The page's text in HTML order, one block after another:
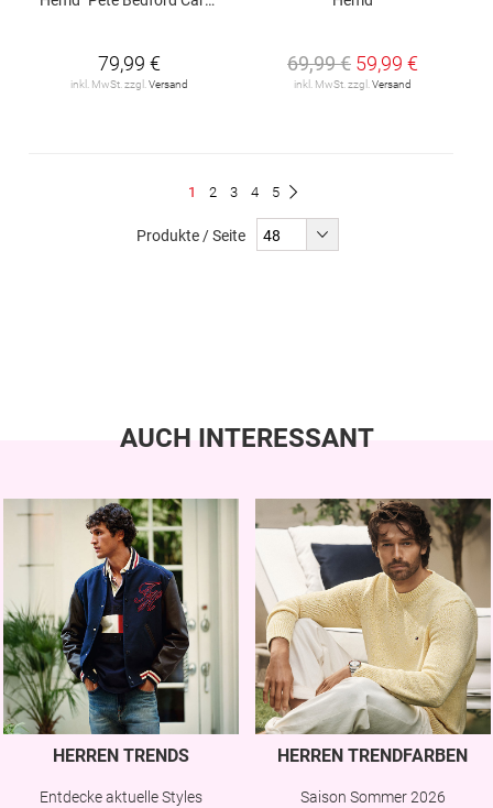
79,99 €
inkl. MwSt. zzgl. Versand
69,99 € 59,99 €
inkl. MwSt. zzgl. Versand
Du
1 Seite
2 Seite
3 Seite
4 Seite
5
Produkte / Seite
AUCH INTERESSANT
HERREN TRENDS
Entdecke aktuelle Styles
HERREN TRENDFARBEN
Saison Sommer 2026